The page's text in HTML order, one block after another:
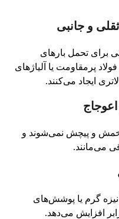
برای تحمل بارهای
پرمقاومت یا آلیاژهای
ایجاد می‌کنند.
خمش و پیچش نمی‌شوند و
می‌مانند.
گرم یا پوشش‌های
افزایش می‌دهد.